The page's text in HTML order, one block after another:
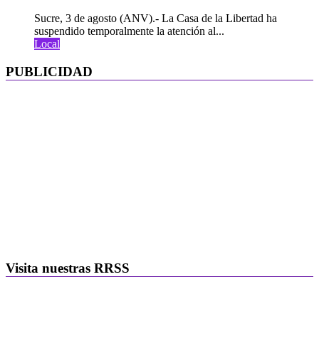
Sucre, 3 de agosto (ANV).- La Casa de la Libertad ha
suspendido temporalmente la atención al...
Local
PUBLICIDAD
Visita nuestras RRSS